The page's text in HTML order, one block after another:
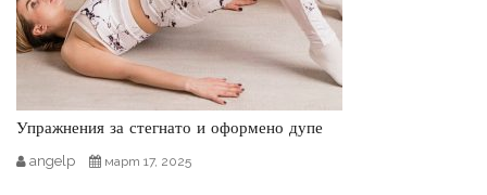
Упражнения за стегнато и оформено дупе
angelp март 17, 2025